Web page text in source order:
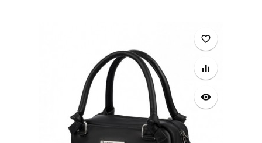
favorite_border
equalizer
visibility